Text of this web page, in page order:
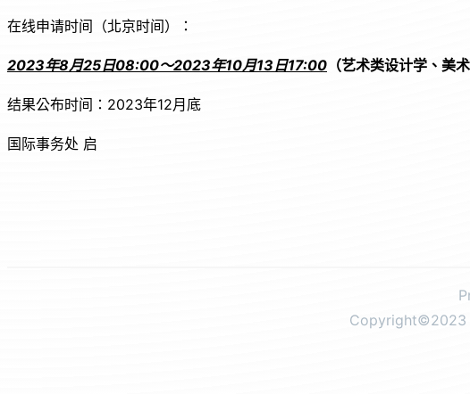
在线申请时间（北京时间）：
2023年8月25日08:00～2023年10月13 日17:00 （艺术类设计学、美
结果公布时间：2023年12月底
国际事务处 启
Copyright©2023